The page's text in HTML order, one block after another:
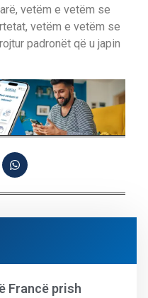
vetëm e vetëm se
vetëm e vetëm se
padronët që u japin
Francë prish